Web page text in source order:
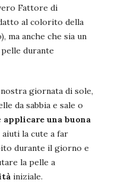
Fattore di
al colorito della
ma anche che sia un
durante
giornata di sole,
da sabbia e sale o
applicare una buona
aiuti la cute a far
durante il giorno e
la pelle a
iniziale.